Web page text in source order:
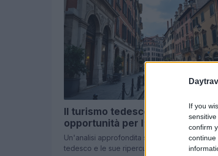
If you
confirm
continue
Il turismo tedesco in crescita:
opportunità per l’Italia
Un'analisi approfondita sull'andamento del
tedesco e le sue ripercussioni sull'industria